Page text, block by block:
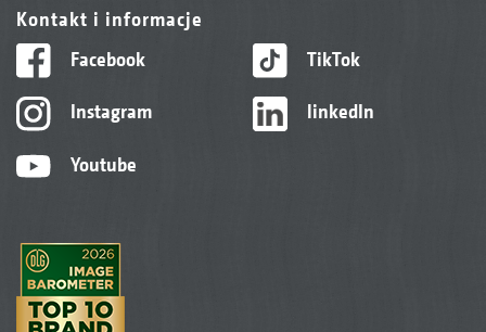
Kontakt i informacje
Facebook
Instagram
Youtube
TikTok
linkedIn